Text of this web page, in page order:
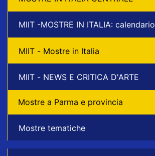
MIIT -MOSTRE IN ITALIA: calendario
MIIT - Mostre in Italia
MIIT - NEWS E CRITICA D'ARTE
Mostre a Parma e provincia
Mostre tematiche